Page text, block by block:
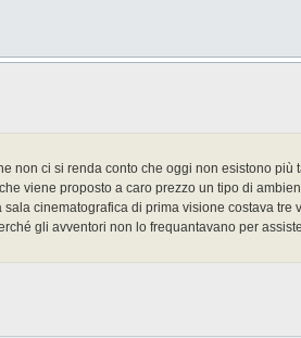
non ci si renda conto che oggi non esistono
viene proposto a caro prezzo un tipo di
cinematografica di prima visione costava tre
gli avventori non lo frequantavano per